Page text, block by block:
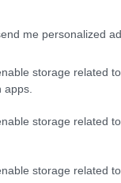
me personalized
storage related
storage related
storage related
τραγούδι